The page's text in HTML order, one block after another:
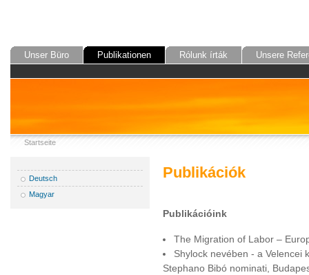
Unser Büro Publikationen Rólunk írták Unsere
Startseite
Deutsch
Magyar
Publikációk
Publikációink
The Migration of Labor –
Shylock nevében - a Velencei
Stephano Bibó nominati,